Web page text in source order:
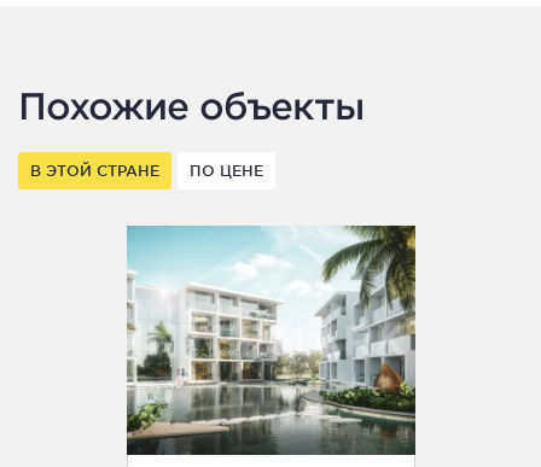
Похожие объекты
В ЭТОЙ СТРАНЕ ПО ЦЕНЕ